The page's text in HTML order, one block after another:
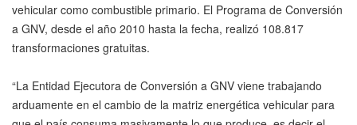
vehicular como combustible primario. El Programa de Conversión
a GNV, desde el año 2010 hasta la fecha, realizó 108.817
transformaciones gratuitas.
“La Entidad Ejecutora de Conversión a GNV viene trabajando
arduamente en el cambio de la matriz energética vehicular para